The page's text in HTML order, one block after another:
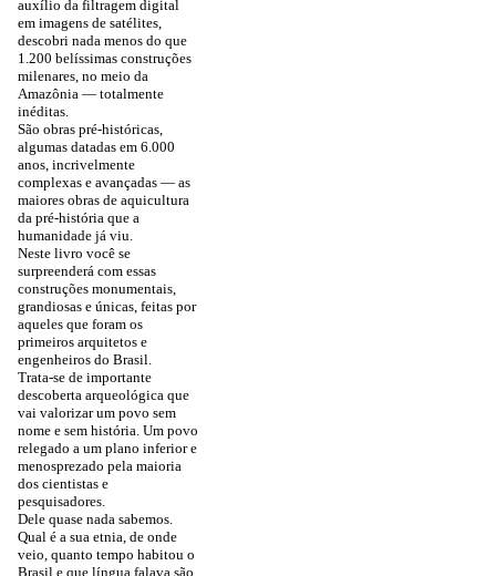
auxílio da filtragem digital
em imagens de satélites,
descobri nada menos do que
1.200 belíssimas construções
milenares, no meio da
Amazônia — totalmente
inéditas.
São obras pré-históricas,
algumas datadas em 6.000
anos, incrivelmente
complexas e avançadas — as
maiores obras de aquicultura
da pré-história que a
humanidade já viu.
Neste livro você se
surpreenderá com essas
construções monumentais,
grandiosas e únicas, feitas por
aqueles que foram os
primeiros arquitetos e
engenheiros do Brasil.
Trata-se de importante
descoberta arqueológica que
vai valorizar um povo sem
nome e sem história. Um povo
relegado a um plano inferior e
menosprezado pela maioria
dos cientistas e
pesquisadores.
Dele quase nada sabemos.
Qual é a sua etnia, de onde
veio, quanto tempo habitou o
Brasil e que língua falava são